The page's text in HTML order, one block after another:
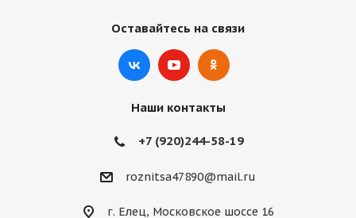
Оставайтесь на связи
Наши контакты
+7 (920)244-58-19
roznitsa47890@mail.ru
г. Елец, Московское шоссе 16